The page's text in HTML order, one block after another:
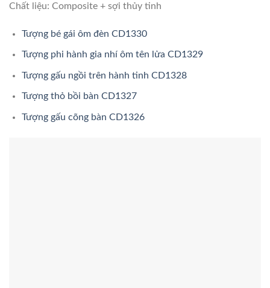
Chất liệu: Composite + sợi thủy tinh
Tượng bé gái ôm đèn CD1330
Tượng phi hành gia nhí ôm tên lửa CD1329
Tượng gấu ngồi trên hành tinh CD1328
Tượng thỏ bồi bàn CD1327
Tượng gấu cõng bàn CD1326